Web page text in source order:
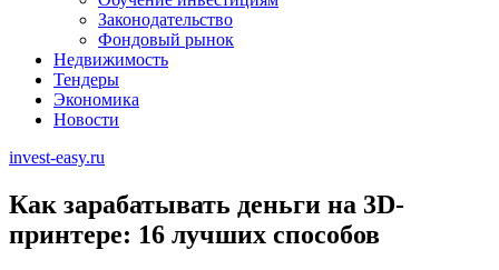
Законодательство
Фондовый рынок
Недвижимость
Тендеры
Экономика
Новости
invest-easy.ru
Как зарабатывать деньги на 3D-
принтере: 16 лучших способов